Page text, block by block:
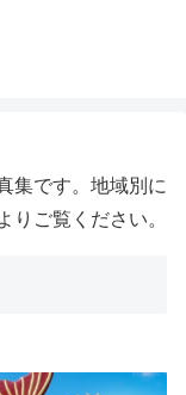
集です。地域別に
りご覧ください。